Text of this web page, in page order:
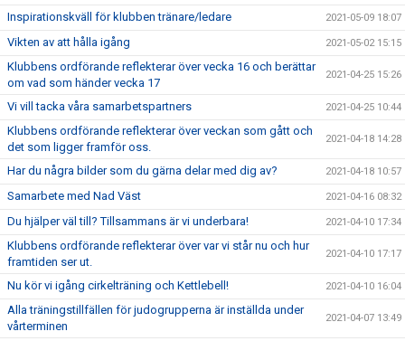
Inspirationskväll för klubben tränare/ledare 2021-05-09 18:07
Vikten av att hålla igång 2021-05-02 15:15
Klubbens ordförande reflekterar över vecka 16 och berättar
om vad som händer vecka 17
2021-04-25 15:26
Vi vill tacka våra samarbetspartners 2021-04-25 10:44
Klubbens ordförande reflekterar över veckan som gått och
det som ligger framför oss.
2021-04-18 14:28
Har du några bilder som du gärna delar med dig av? 2021-04-18 10:57
Samarbete med Nad Väst 2021-04-16 08:32
Du hjälper väl till? Tillsammans är vi underbara! 2021-04-10 17:34
Klubbens ordförande reflekterar över var vi står nu och hur
framtiden ser ut.
2021-04-10 17:17
Nu kör vi igång cirkelträning och Kettlebell! 2021-04-10 16:04
Alla träningstillfällen för judogrupperna är inställda under
vårterminen
2021-04-07 13:49